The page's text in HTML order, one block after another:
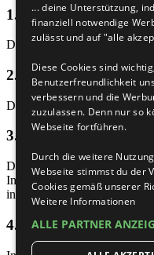
1. Nutzungsvertrag
Details dazu findest du hier:
2. Forenregeln
Details dazu findest du hier:
3. General Public
Du nimmst zur Kenntnis,
Informationen werden durch
insbesondere die
4.
... deine Unterstützung,
finanziell notwendige
zulässt und auf "alle
Diese Cookies sind
Benutzerfreundlichkeit
verbessern und die
zuzulassen. Denn nur so
Webseite fortführen.
Durch die weitere
Webseite stimmst du der
Cookies gemäß unserer
Weitere Informationen
ALLE PARTNER